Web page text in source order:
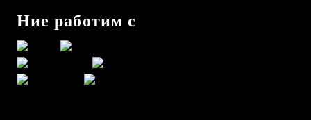
Ние работим с